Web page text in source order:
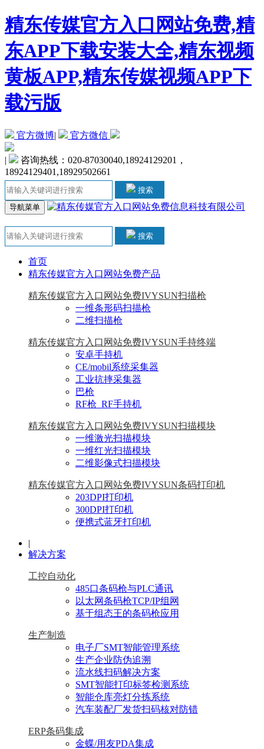
精东传媒官方入口网站免费,精
东APP下载安装大全,精东视频
黄板APP,精东传媒视频APP下
载污版
官方微博| 官方微信
|
咨询热线：020-87030040,18924129201，
18924129401,18929502661
搜索
导航菜单
搜索
首页
精东传媒官方入口网站免费产品
精东传媒官方入口网站免费IVYSUN扫描枪
一维条形码扫描枪
二维扫描枪
精东传媒官方入口网站免费IVYSUN手持终端
安卓手持机
CE/mobil系统采集器
工业抗摔采集器
巴枪
RF枪_RF手持机
精东传媒官方入口网站免费IVYSUN扫描模块
一维激光扫描模块
一维红光扫描模块
二维影像式扫描模块
精东传媒官方入口网站免费IVYSUN条码打印机
203DPI打印机
300DPI打印机
便携式蓝牙打印机
|
解决方案
工控自动化
485口条码枪与PLC通讯
以太网条码枪TCP/IP组网
基于组态王的条码枪应用
生产制造
电子厂SMT智能管理系统
生产企业防伪追溯
流水线扫码解决方案
SMT智能打印标签检测系统
智能仓库亮灯分拣系统
汽车装配厂发货扫码核对防错
ERP条码集成
金蝶/用友PDA集成